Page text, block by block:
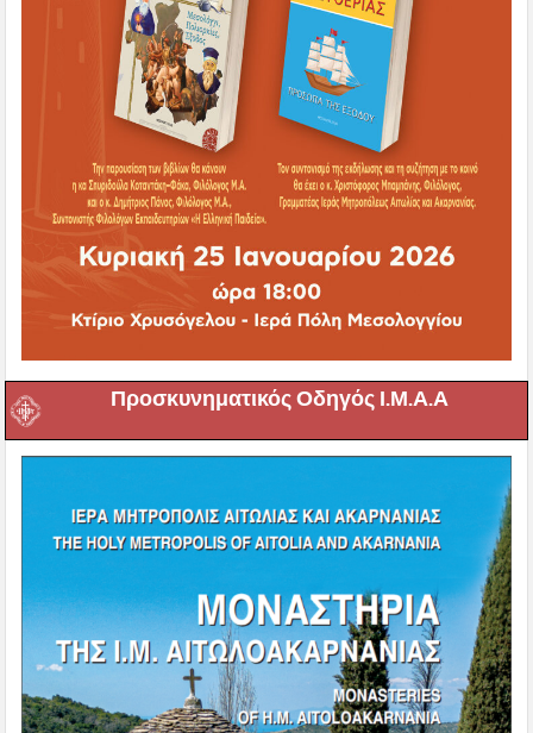
Προσκυνηματικός Οδηγός Ι.Μ.Α.Α